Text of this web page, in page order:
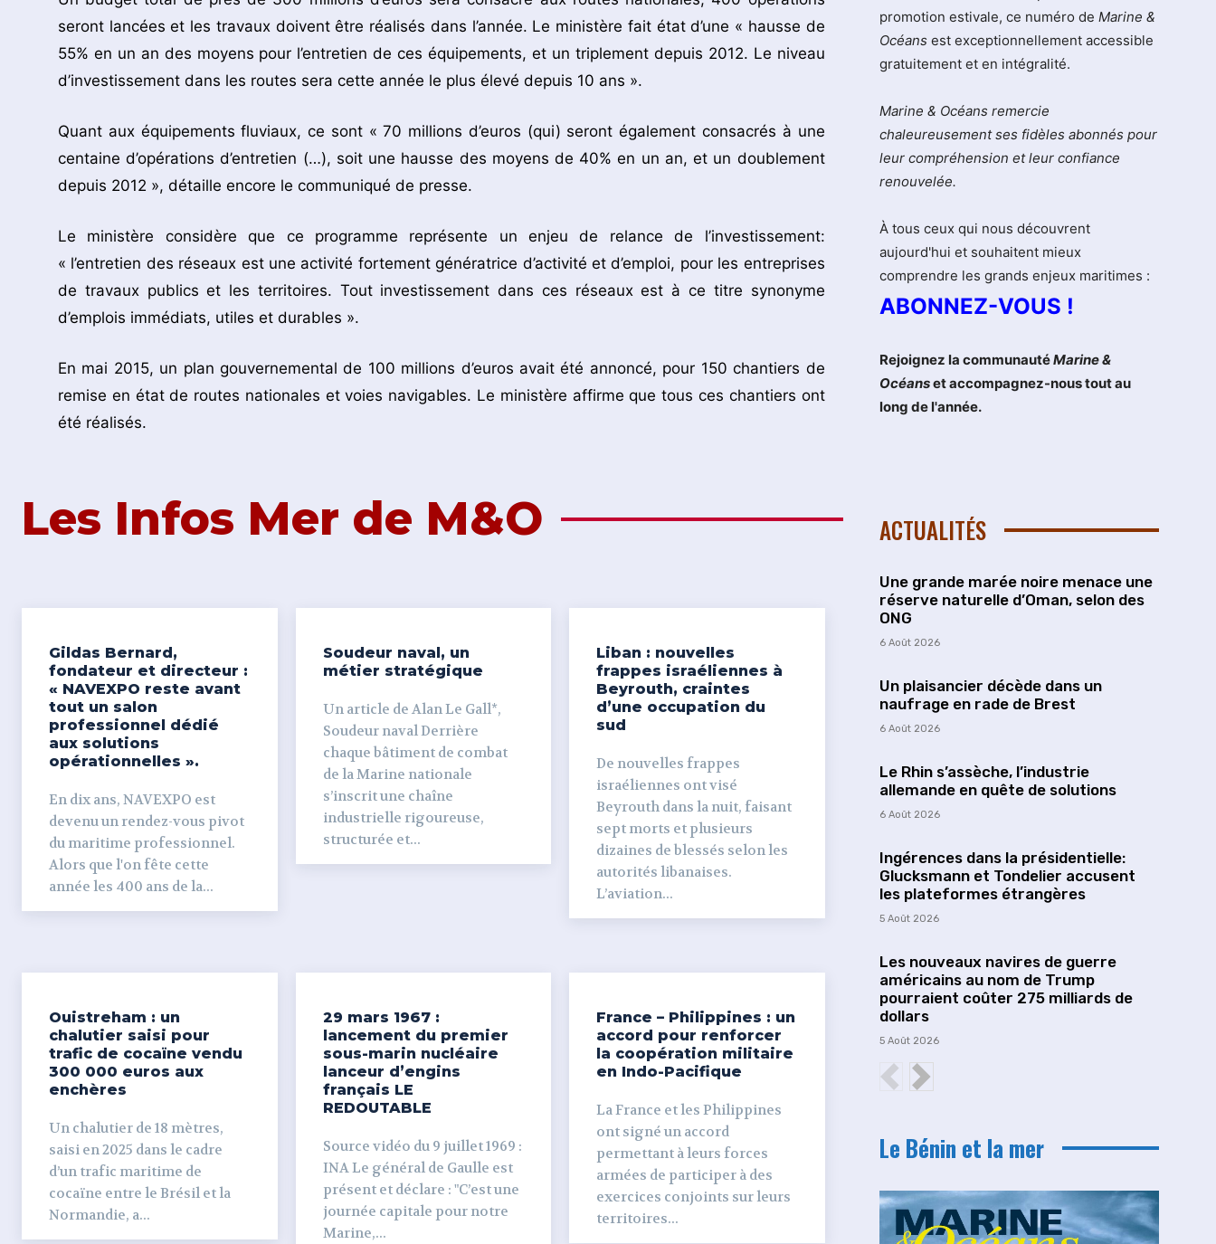
seront lancées et les travaux doivent être réalisés dans l’année. Le ministère fait état d’une « hausse de
55% en un an des moyens pour l’entretien de ces équipements, et un triplement depuis 2012. Le niveau
d’investissement dans les routes sera cette année le plus élevé depuis 10 ans ».
Quant aux équipements fluviaux, ce sont « 70 millions d’euros (qui) seront également consacrés à une
centaine d’opérations d’entretien (…), soit une hausse des moyens de 40% en un an, et un doublement
depuis 2012 », détaille encore le communiqué de presse.
Le ministère considère que ce programme représente un enjeu de relance de l’investissement:
« l’entretien des réseaux est une activité fortement génératrice d’activité et d’emploi, pour les entreprises
de travaux publics et les territoires. Tout investissement dans ces réseaux est à ce titre synonyme
d’emplois immédiats, utiles et durables ».
En mai 2015, un plan gouvernemental de 100 millions d’euros avait été annoncé, pour 150 chantiers de
remise en état de routes nationales et voies navigables. Le ministère affirme que tous ces chantiers ont
été réalisés.
Les Infos Mer de M&O
Gildas Bernard,
fondateur et directeur :
« NAVEXPO reste avant
tout un salon
professionnel dédié
aux solutions
opérationnelles ».
En dix ans, NAVEXPO est
devenu un rendez-vous pivot
du maritime professionnel.
Alors que l'on fête cette
année les 400 ans de la...
Soudeur naval, un
métier stratégique
Un article de Alan Le Gall*,
Soudeur naval Derrière
chaque bâtiment de combat
de la Marine nationale
s’inscrit une chaîne
industrielle rigoureuse,
structurée et...
Liban : nouvelles
frappes israéliennes à
Beyrouth, craintes
d’une occupation du
sud
De nouvelles frappes
israéliennes ont visé
Beyrouth dans la nuit, faisant
sept morts et plusieurs
dizaines de blessés selon les
autorités libanaises.
L’aviation...
Ouistreham : un
chalutier saisi pour
trafic de cocaïne vendu
300 000 euros aux
enchères
Un chalutier de 18 mètres,
saisi en 2025 dans le cadre
d’un trafic maritime de
cocaïne entre le Brésil et la
Normandie, a...
29 mars 1967 :
lancement du premier
sous-marin nucléaire
lanceur d’engins
français LE
REDOUTABLE
Source vidéo du 9 juillet 1969 :
INA Le général de Gaulle est
présent et déclare : "C’est une
journée capitale pour notre
Marine,...
France – Philippines : un
accord pour renforcer
la coopération militaire
en Indo-Pacifique
La France et les Philippines
ont signé un accord
permettant à leurs forces
armées de participer à des
exercices conjoints sur leurs
territoires...
promotion estivale, ce numéro de Marine &
Océans est exceptionnellement accessible
gratuitement et en intégralité.
Marine & Océans remercie
chaleureusement ses fidèles abonnés pour
leur compréhension et leur confiance
renouvelée.
À tous ceux qui nous découvrent
aujourd'hui et souhaitent mieux
comprendre les grands enjeux maritimes :
ABONNEZ-VOUS !
Rejoignez la communautéMarine &
Océanset accompagnez-nous tout au
long de l'année.
ACTUALITÉS
Une grande marée noire menace une
réserve naturelle d’Oman, selon des
ONG
6 Août 2026
Un plaisancier décède dans un
naufrage en rade de Brest
6 Août 2026
Le Rhin s’assèche, l’industrie
allemande en quête de solutions
6 Août 2026
Ingérences dans la présidentielle:
Glucksmann et Tondelier accusent
les plateformes étrangères
5 Août 2026
Les nouveaux navires de guerre
américains au nom de Trump
pourraient coûter 275 milliards de
dollars
5 Août 2026
Le Bénin et la mer